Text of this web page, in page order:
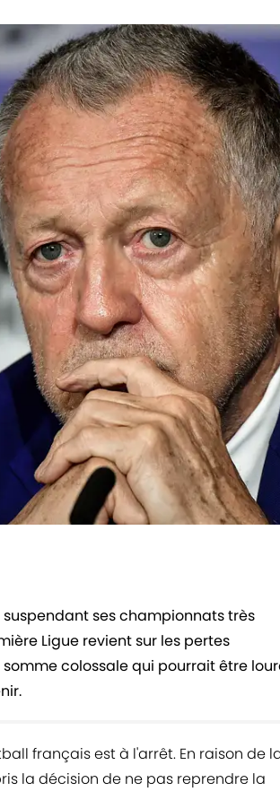
ses championnats très
Ligue revient sur les pertes
colossale qui pourrait être
français est à l'arrêt. En raison de
la décision de ne pas reprendre la